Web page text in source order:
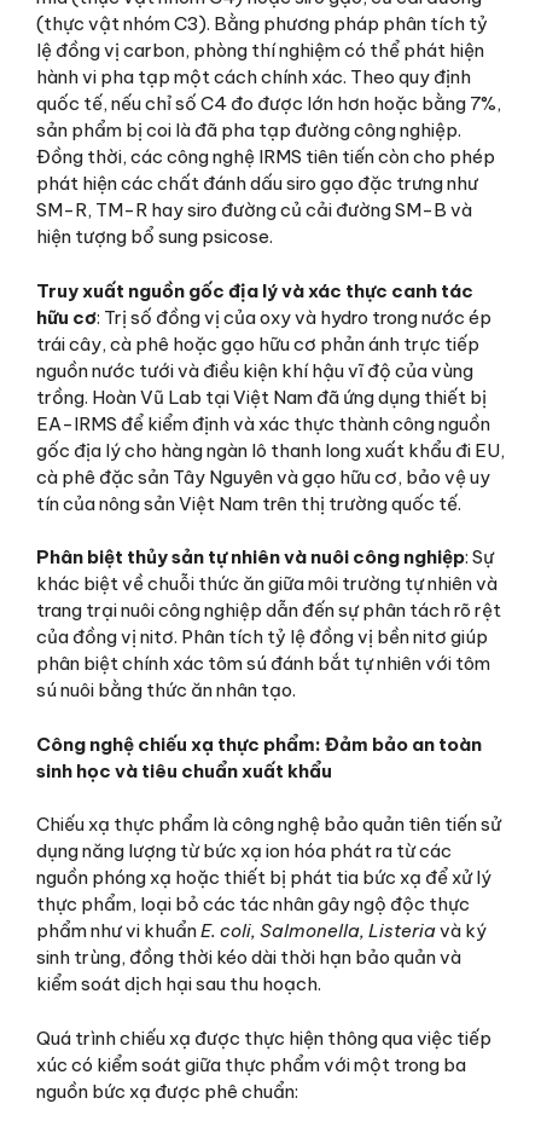
(thực vật nhóm C3). Bằng phương pháp phân tích tỷ
lệ đồng vị carbon, phòng thí nghiệm có thể phát hiện
hành vi pha tạp một cách chính xác. Theo quy định
quốc tế, nếu chỉ số C4 đo được lớn hơn hoặc bằng 7%,
sản phẩm bị coi là đã pha tạp đường công nghiệp.
Đồng thời, các công nghệ IRMS tiên tiến còn cho phép
phát hiện các chất đánh dấu siro gạo đặc trưng như
SM-R, TM-R hay siro đường củ cải đường SM-B và
hiện tượng bổ sung psicose.
Truy xuất nguồn gốc địa lý và xác thực canh tác
hữu cơ: Trị số đồng vị của oxy và hydro trong nước ép
trái cây, cà phê hoặc gạo hữu cơ phản ánh trực tiếp
nguồn nước tưới và điều kiện khí hậu vĩ độ của vùng
trồng. Hoàn Vũ Lab tại Việt Nam đã ứng dụng thiết bị
EA-IRMS để kiểm định và xác thực thành công nguồn
gốc địa lý cho hàng ngàn lô thanh long xuất khẩu đi EU,
cà phê đặc sản Tây Nguyên và gạo hữu cơ, bảo vệ uy
tín của nông sản Việt Nam trên thị trường quốc tế.
Phân biệt thủy sản tự nhiên và nuôi công nghiệp: Sự
khác biệt về chuỗi thức ăn giữa môi trường tự nhiên và
trang trại nuôi công nghiệp dẫn đến sự phân tách rõ rệt
của đồng vị nitơ. Phân tích tỷ lệ đồng vị bền nitơ giúp
phân biệt chính xác tôm sú đánh bắt tự nhiên với tôm
sú nuôi bằng thức ăn nhân tạo.
Công nghệ chiếu xạ thực phẩm: Đảm bảo an toàn
sinh học và tiêu chuẩn xuất khẩu
Chiếu xạ thực phẩm là công nghệ bảo quản tiên tiến sử
dụng năng lượng từ bức xạ ion hóa phát ra từ các
nguồn phóng xạ hoặc thiết bị phát tia bức xạ để xử lý
thực phẩm, loại bỏ các tác nhân gây ngộ độc thực
phẩm như vi khuẩnE. coli, Salmonella, Listeriavà ký
sinh trùng, đồng thời kéo dài thời hạn bảo quản và
kiểm soát dịch hại sau thu hoạch.
Quá trình chiếu xạ được thực hiện thông qua việc tiếp
xúc có kiểm soát giữa thực phẩm với một trong ba
nguồn bức xạ được phê chuẩn: